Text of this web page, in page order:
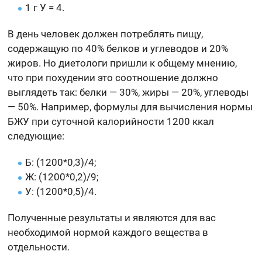
1 г У = 4.
В день человек должен потреблять пищу,
содержащую по 40% белков и углеводов и 20%
жиров. Но диетологи пришли к общему мнению,
что при похудении это соотношение должно
выглядеть так: белки — 30%, жиры — 20%, углеводы
— 50%. Например, формулы для вычисления нормы
БЖУ при суточной калорийности 1200 ккал
следующие:
Б: (1200*0,3)/4;
Ж: (1200*0,2)/9;
У: (1200*0,5)/4.
Полученные результаты и являются для вас
необходимой нормой каждого вещества в
отдельности.